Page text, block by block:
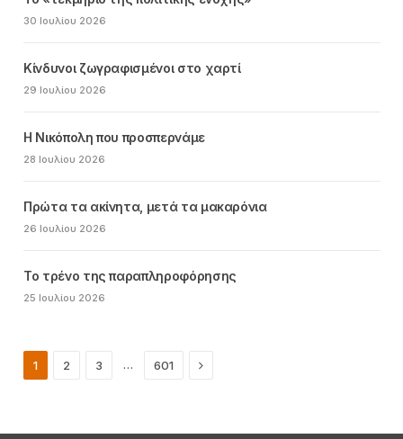
30 Ιουλίου 2026
Κίνδυνοι ζωγραφισμένοι στο χαρτί
29 Ιουλίου 2026
Η Νικόπολη που προσπερνάμε
28 Ιουλίου 2026
Πρώτα τα ακίνητα, μετά τα μακαρόνια
26 Ιουλίου 2026
Το τρένο της παραπληροφόρησης
25 Ιουλίου 2026
1 2 3 … 601 Next